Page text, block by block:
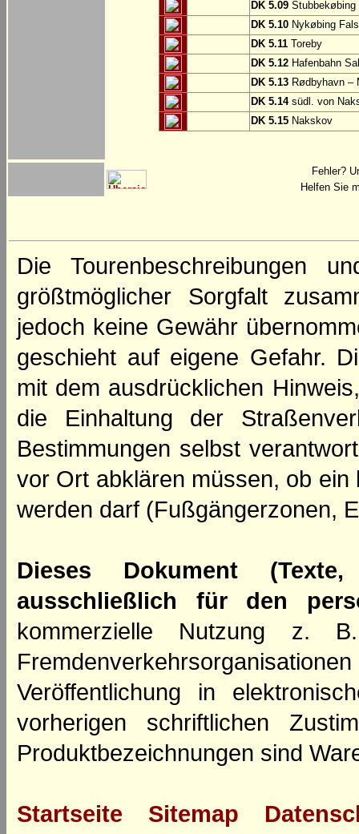
DK 5.09 Stubbekøbing
DK 5.10 Nykøbing
DK 5.11 Toreby
DK 5.12 Hafenbahn
DK 5.13 Rødbyhavn –
DK 5.14südl. von
DK 5.15 Nakskov
Fehler?
Helfen Sie
Die Tourenbeschreibungen
größtmöglicher Sorgfalt
jedoch keine Gewähr
geschieht auf eigene Gefahr.
mit dem ausdrücklichen
die Einhaltung der
Bestimmungen selbst
vor Ort abklären müssen, ob
werden darf (Fußgängerzonen,
Dieses Dokument
ausschließlich für den
kommerzielle Nutzung z.
Veröffentlichung in
vorherigen schriftlichen
Produktbezeichnungen sind
Startseite Sitemap